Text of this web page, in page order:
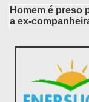
Homem é preso
a ex-